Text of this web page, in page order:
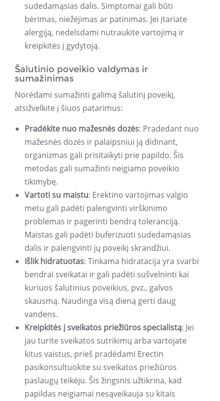
sudedamąsias dalis. Simptomai gali būti
bėrimas, niežėjimas ar patinimas. Jei įtariate
alergiją, nedelsdami nutraukite vartojimą ir
kreipkitės į gydytoją.
Šalutinio poveikio valdymas ir
sumažinimas
Norėdami sumažinti galimą šalutinį poveikį,
atsižvelkite į šiuos patarimus:
Pradėkite nuo mažesnės dozės: Pradedant nuo
mažesnės dozės ir palaipsniui ją didinant,
organizmas gali prisitaikyti prie papildo. Šis
metodas gali sumažinti neigiamo poveikio
tikimybę.
Vartoti su maistu: Erektino vartojimas valgio
metu gali padėti palengvinti virškinimo
problemas ir pagerinti bendrą toleranciją.
Maistas gali padėti buferizuoti sudedamąsias
dalis ir palengvinti jų poveikį skrandžiui.
Išlik hidratuotas: Tinkama hidratacija yra svarbi
bendrai sveikatai ir gali padėti sušvelninti kai
kuriuos šalutinius poveikius, pvz., galvos
skausmą. Naudinga visą dieną gerti daug
vandens.
Kreipkitės į sveikatos priežiūros specialistą: Jei
jau turite sveikatos sutrikimų arba vartojate
kitus vaistus, prieš pradėdami Erectin
pasikonsultuokite su sveikatos priežiūros
paslaugų teikėju. Šis žingsnis užtikrina, kad
papildas neigiamai nesąveikauja su kitais